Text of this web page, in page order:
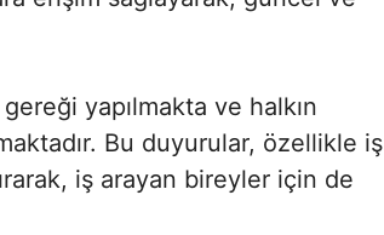
yapılmakta ve halkın
Bu duyurular, özellikle iş
iş arayan bireyler için de